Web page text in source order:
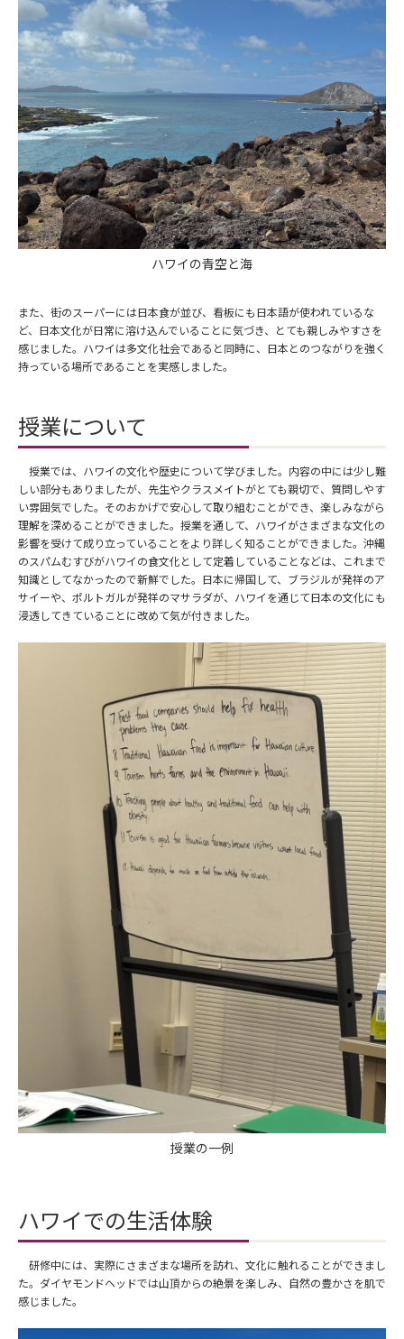
ハワイの青空と海
また、街のスーパーには日本食が並び、看板にも日本語が使われているな
ど、日本文化が日常に溶け込んでいることに気づき、とても親しみやすさを
感じました。ハワイは多文化社会であると同時に、日本とのつながりを強く
持っている場所であることを実感しました。
授業について
授業では、ハワイの文化や歴史について学びました。内容の中には少し難
しい部分もありましたが、先生やクラスメイトがとても親切で、質問しやす
い雰囲気でした。そのおかげで安心して取り組むことができ、楽しみながら
理解を深めることができました。授業を通して、ハワイがさまざまな文化の
影響を受けて成り立っていることをより詳しく知ることができました。沖縄
のスパムむすびがハワイの食文化として定着していることなどは、これまで
知識としてなかったので新鮮でした。日本に帰国して、ブラジルが発祥のア
サイーや、ポルトガルが発祥のマサラダが、ハワイを通じて日本の文化にも
浸透してきていることに改めて気が付きました。
授業の一例
ハワイでの生活体験
研修中には、実際にさまざまな場所を訪れ、文化に触れることができまし
た。ダイヤモンドヘッドでは山頂からの絶景を楽しみ、自然の豊かさを肌で
感じました。